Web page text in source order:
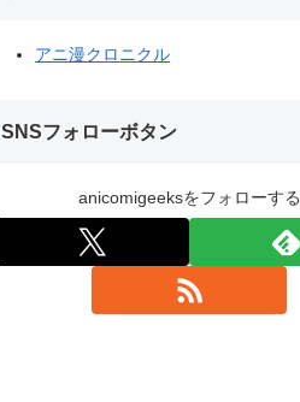
アニ漫クロニクル
SNSフォローボタン
anicomigeeksをフォローする